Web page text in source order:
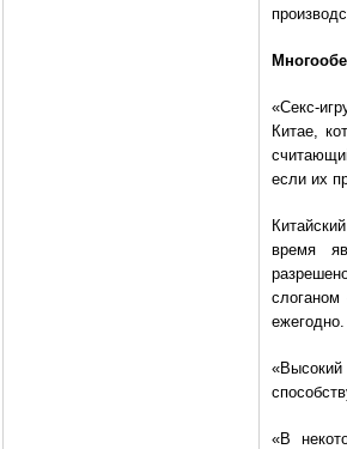
«Секс-
Китае,
если их
время
ежегодно.
«В